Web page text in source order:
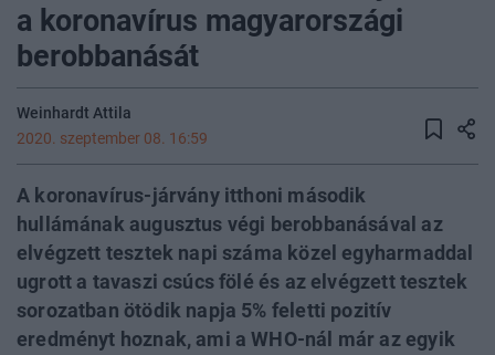
a koronavírus magyarországi
berobbanását
Weinhardt Attila
2020. szeptember 08. 16:59
A koronavírus-járvány itthoni második
hullámának augusztus végi berobbanásával az
elvégzett tesztek napi száma közel egyharmaddal
ugrott a tavaszi csúcs fölé és az elvégzett tesztek
sorozatban ötödik napja 5% feletti pozitív
eredményt hoznak, ami a WHO-nál már az egyik